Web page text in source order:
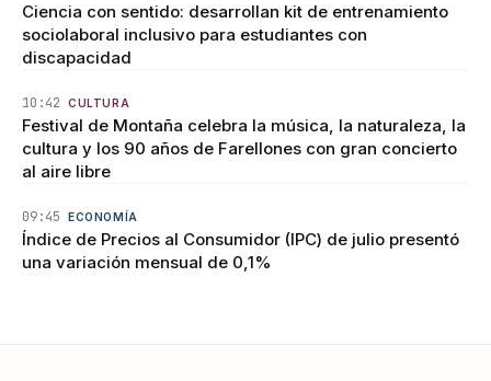
Ciencia con sentido: desarrollan kit de entrenamiento
sociolaboral inclusivo para estudiantes con
discapacidad
10:42 CULTURA
Festival de Montaña celebra la música, la naturaleza, la
cultura y los 90 años de Farellones con gran concierto
al aire libre
09:45 ECONOMÍA
Índice de Precios al Consumidor (IPC) de julio presentó
una variación mensual de 0,1%